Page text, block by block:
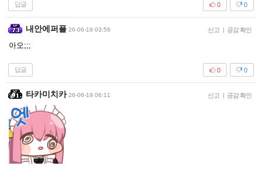
답글 0
0
내안에퍼플 26-06-19 03:56 신고 | 공감 확인
아오;;;
답글 0
0
타카미치카 26-06-19 06:11 신고 | 공감 확인